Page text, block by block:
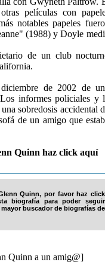
películas con
notables papeles
(1988) y Doyle
de un club
de 2002 de
informes policiales y
sobredosis accidental
de un amigo que
Quinn haz click aquí
Quinn, por favor haz click
biografía para poder seguir
buscador de biografías de
Quinn a un amig@]